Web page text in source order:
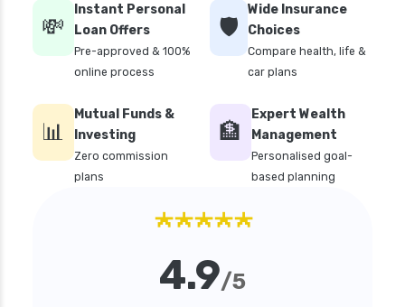
💸
Instant Personal
Loan Offers
Pre-approved & 100%
online process
🛡️
Wide Insurance
Choices
Compare health, life &
car plans
📊
Mutual Funds &
Investing
Zero commission
plans
🏦
Expert Wealth
Management
Personalised goal-
based planning
★★★★★
4.9/5